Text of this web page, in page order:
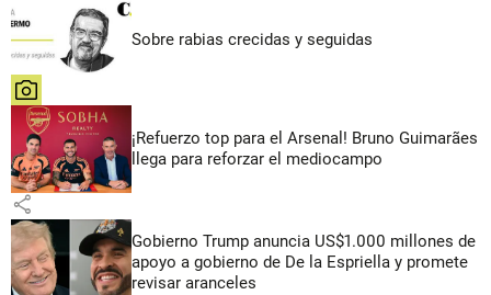
Sobre rabias crecidas y seguidas
share
¡Refuerzo top para el Arsenal! Bruno Guimarães
llega para reforzar el mediocampo
share
Gobierno Trump anuncia US$1.000 millones de
apoyo a gobierno de De la Espriella y promete
revisar aranceles